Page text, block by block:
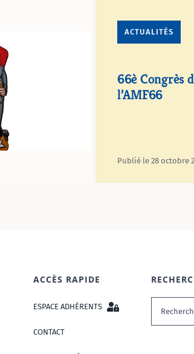
ACTUALITÉS
66è Congrès
l’AMF66
Publié le 28 octobre
ACCÈS RAPIDE
ESPACE ADHÉRENTS
CONTACT
Rechercher: